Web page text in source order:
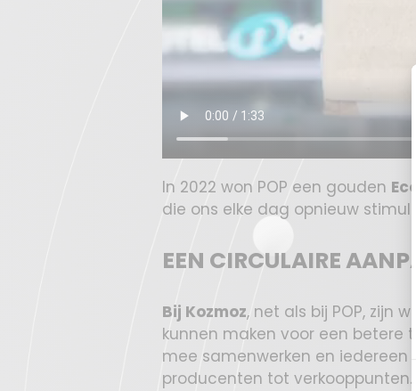
In 2022 won POP een gouden
die ons elke dag opnieuw
EEN CIRCULAIRE
Bij Kozmoz, net als bij POP, zijn
kunnen maken voor een betere
mee samenwerken en
producenten tot verkooppunten.